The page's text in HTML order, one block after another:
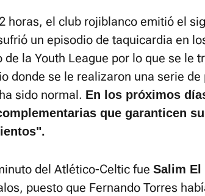
horas, el club rojiblanco emitió el
un episodio de taquicardia en
de la Youth League por lo que se le
donde se le realizaron una serie de
sido normal. En los próximos
que garanticen
del Atlético-Celtic fue Salim El
puesto que Fernando Torres